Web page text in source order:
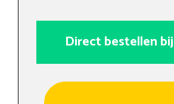
Direct bestellen